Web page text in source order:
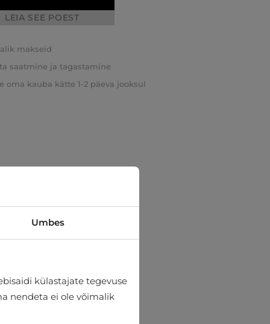
LEIA SEE POEST
makseid
saatmine ja tagastamine
oma kauba kätte 1-2 päeva jooksul
Umbes
külastajate tegevuse
nendeta ei ole võimalik